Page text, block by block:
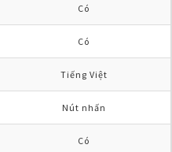
Có
Có
Tiếng Việt
Nút nhấn
Có